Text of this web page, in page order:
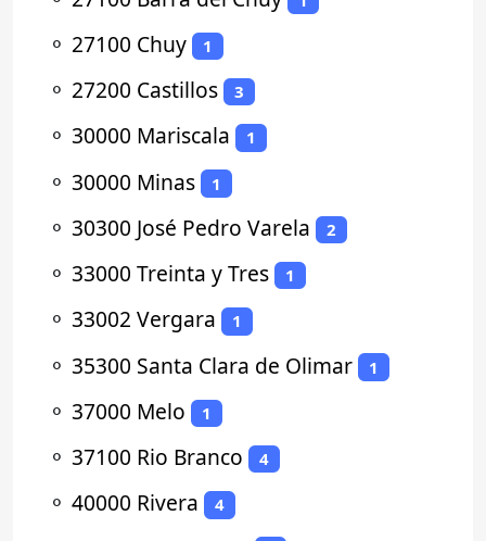
⚬ 27100 Chuy 1
⚬ 27200 Castillos 3
⚬ 30000 Mariscala 1
⚬ 30000 Minas 1
⚬ 30300 José Pedro Varela 2
⚬ 33000 Treinta y Tres 1
⚬ 33002 Vergara 1
⚬ 35300 Santa Clara de Olimar 1
⚬ 37000 Melo 1
⚬ 37100 Rio Branco 4
⚬ 40000 Rivera 4